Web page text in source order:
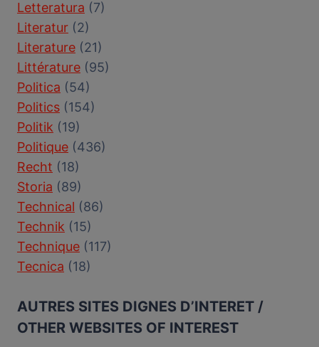
Letteratura (7)
Literatur (2)
Literature (21)
Littérature (95)
Politica (54)
Politics (154)
Politik (19)
Politique (436)
Recht (18)
Storia (89)
Technical (86)
Technik (15)
Technique (117)
Tecnica (18)
AUTRES SITES DIGNES D’INTERET /
OTHER WEBSITES OF INTEREST